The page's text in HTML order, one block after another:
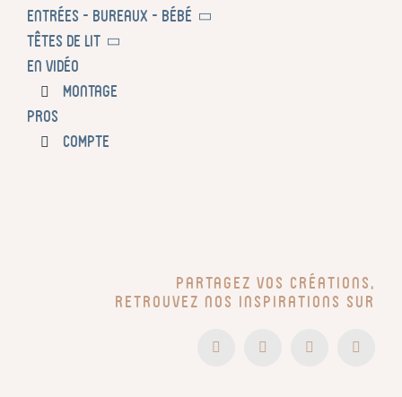
Entrées – Bureaux – Bébé
Têtes de lit
En vidéo
Montage
PROS
COMPTE
Partagez vos créations,
retrouvez nos inspirations sur